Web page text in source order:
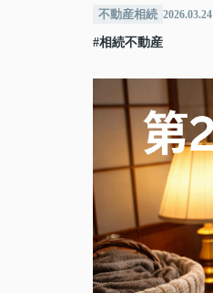
不動産相続 2026.03.24
#相続不動産